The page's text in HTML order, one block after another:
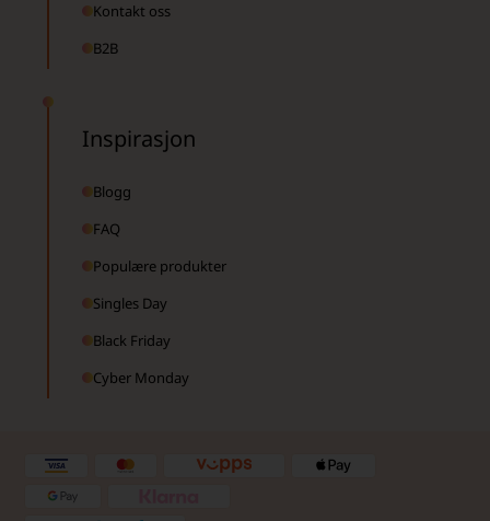
Kontakt oss
B2B
Inspirasjon
Blogg
FAQ
Populære produkter
Singles Day
Black Friday
Cyber Monday